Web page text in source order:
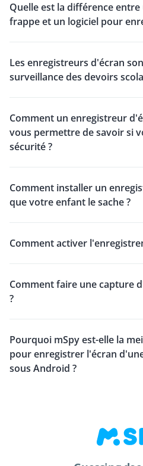
Quelle est la différence
frappe et un logiciel pour
Les enregistreurs d'écran
surveillance des devoirs
Comment un enregistreur
vous permettre de savoir si
sécurité ?
Comment installer un
que votre enfant le sache ?
Comment activer
Comment faire une capture
?
Pourquoi mSpy est-elle la
pour enregistrer l'écran
sous Android ?